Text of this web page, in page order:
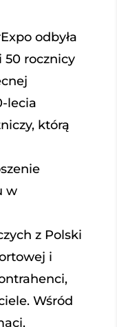
odbyła
50 rocznicy
lecia
którą
w
z Polski
i
Wśród